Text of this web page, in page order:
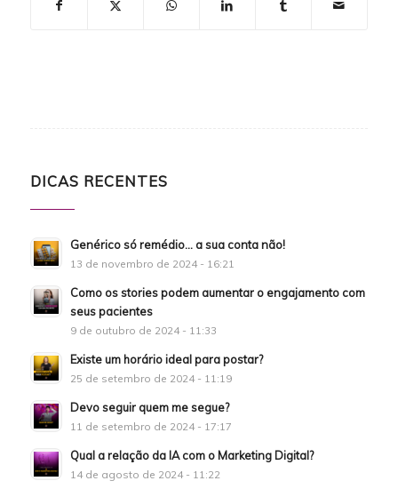
DICAS RECENTES
Genérico só remédio… a sua conta não!
13 de novembro de 2024 - 16:21
Como os stories podem aumentar o engajamento com
seus pacientes
9 de outubro de 2024 - 11:33
Existe um horário ideal para postar?
25 de setembro de 2024 - 11:19
Devo seguir quem me segue?
11 de setembro de 2024 - 17:17
Qual a relação da IA com o Marketing Digital?
14 de agosto de 2024 - 11:22